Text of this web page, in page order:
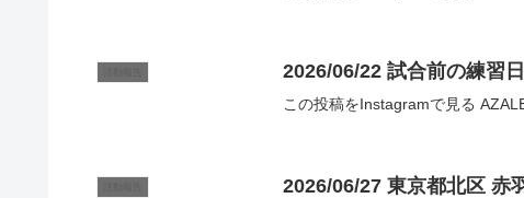
2026/06/22 試合前の練習日
この投稿をInstagramで見る
2026/06/27 東京都北区 赤